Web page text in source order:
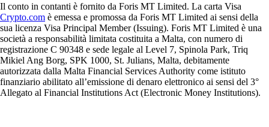
Il conto in contanti è fornito da Foris MT Limited. La carta Visa
Crypto.com è emessa e promossa da Foris MT Limited ai sensi della
sua licenza Visa Principal Member (Issuing). Foris MT Limited è una
società a responsabilità limitata costituita a Malta, con numero di
registrazione C 90348 e sede legale al Level 7, Spinola Park, Triq
Mikiel Ang Borg, SPK 1000, St. Julians, Malta, debitamente
autorizzata dalla Malta Financial Services Authority come istituto
finanziario abilitato all’emissione di denaro elettronico ai sensi del 3°
Allegato al Financial Institutions Act (Electronic Money Institutions).